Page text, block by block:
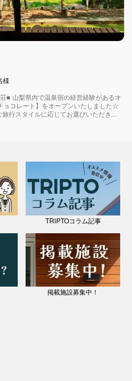
様
■ 山梨県内で温泉宿の経営経験があるオ
ョコレート】をオープンいたしました☆
行スタイルに応じてお選びいただき...
TRIPTOコラム記事
掲載施設募集中！